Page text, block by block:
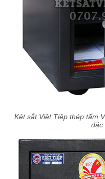
Két sắt Việt Tiệp thép tấm
đặc